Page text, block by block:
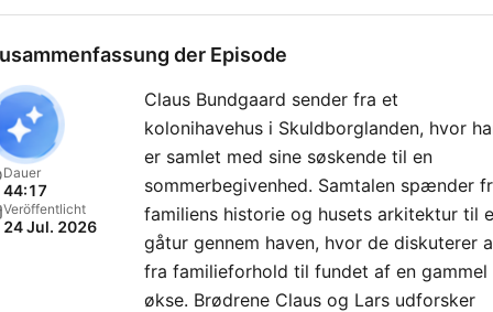
der Episode
Dauer
44:17
Veröffentlicht
24 Jul. 2026
Claus Bundgaard sender fra et
kolonihavehus i Skuldborglanden, hvor
er samlet med sine søskende til en
sommerbegivenhed. Samtalen spænder
familiens historie og husets arkitektur til
gåtur gennem haven, hvor de diskuterer
fra familieforhold til fundet af en gammel
økse. Brødrene Claus og Lars udforsker